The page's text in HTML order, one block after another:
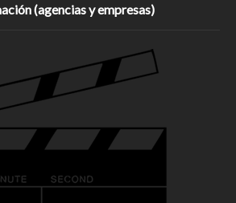
(agencias y empresas)